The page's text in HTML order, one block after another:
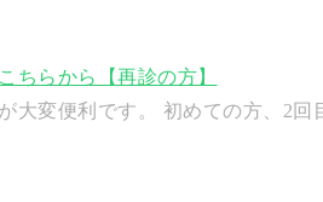
ちらから【再診の方】
大変便利です。 初めての方、2